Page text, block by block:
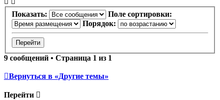
Показать:
Поле сортировки:
Порядок:
9 сообщений • Страница 1 из 1
Вернуться в «Другие темы»
Перейти